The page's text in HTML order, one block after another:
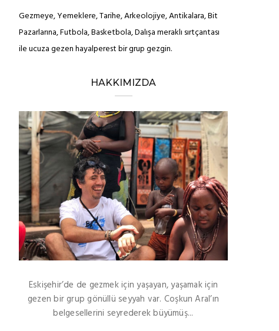
Gezmeye, Yemeklere, Tarihe, Arkeolojiye, Antikalara, Bit
Pazarlarına, Futbola, Basketbola, Dalışa meraklı sırtçantası
ile ucuza gezen hayalperest bir grup gezgin.
HAKKIMIZDA
Eskişehir’de de gezmek için yaşayan, yaşamak için
gezen bir grup gönüllü seyyah var. Coşkun Aral’ın
belgesellerini seyrederek büyümüş...